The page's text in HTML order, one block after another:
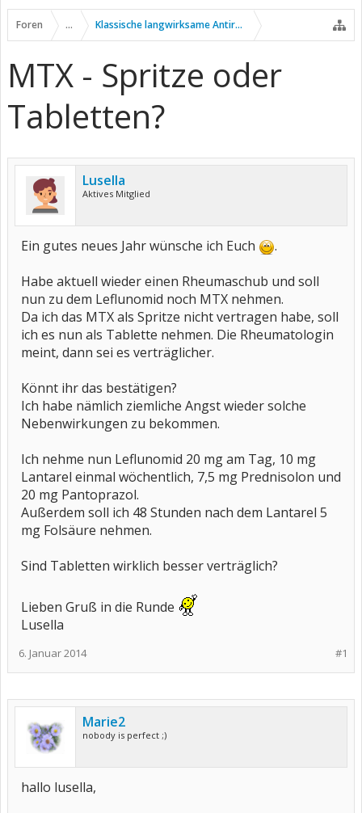
Foren ... Klassische langwirksame Antirheumatika
MTX - Spritze oder
Tabletten?
Lusella
Aktives Mitglied
Ein gutes neues Jahr wünsche ich Euch
.
Habe aktuell wieder einen Rheumaschub und soll
nun zu dem Leflunomid noch MTX nehmen.
Da ich das MTX als Spritze nicht vertragen habe, soll
ich es nun als Tablette nehmen. Die Rheumatologin
meint, dann sei es verträglicher.
Könnt ihr das bestätigen?
Ich habe nämlich ziemliche Angst wieder solche
Nebenwirkungen zu bekommen.
Ich nehme nun Leflunomid 20 mg am Tag, 10 mg
Lantarel einmal wöchentlich, 7,5 mg Prednisolon und
20 mg Pantoprazol.
Außerdem soll ich 48 Stunden nach dem Lantarel 5
mg Folsäure nehmen.
Sind Tabletten wirklich besser verträglich?
Lieben Gruß in die Runde
Lusella
#1
6. Januar 2014
Marie2
nobody is perfect ;)
hallo lusella,